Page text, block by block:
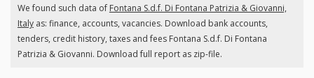
We found such data of Fontana S.d.f. Di Fontana Patrizia & Giovanni,
Italyas: finance, accounts, vacancies. Download bank accounts,
tenders, credit history, taxes and fees Fontana S.d.f. Di Fontana
Patrizia & Giovanni. Download full report as zip-file.